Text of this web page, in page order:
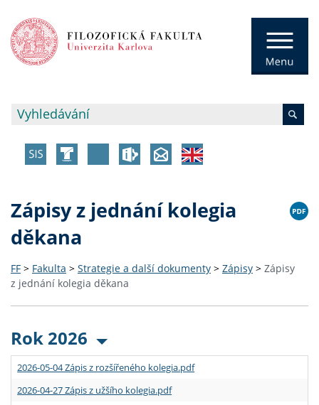
Zápisy z jednání kolegia
děkana
FF > Fakulta > Strategie a další dokumenty > Zápisy > Zápisy
z jednání kolegia děkana
Rok 2026
2026-05-04 Zápis z rozšířeného kolegia.pdf
2026-04-27 Zápis z užšího kolegia.pdf